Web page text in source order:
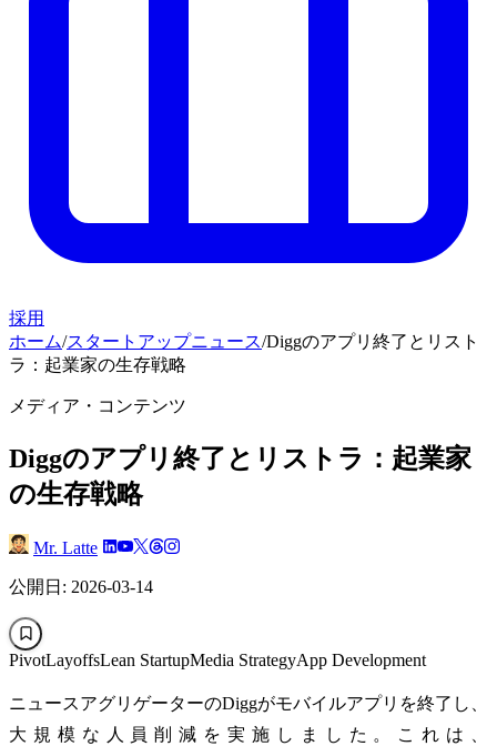
採用
ホーム/スタートアップニュース/Diggのアプリ終了とリスト
ラ：起業家の生存戦略
メディア・コンテンツ
Diggのアプリ終了とリストラ：起業家
の生存戦略
Mr. Latte
公開日: 2026-03-14
PivotLayoffsLean StartupMedia StrategyApp Development
ニュースアグリゲーターのDiggがモバイルアプリを終了し、
大規模な人員削減を実施しました。これは、